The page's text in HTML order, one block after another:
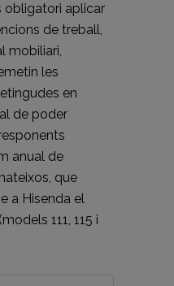
obligatori aplicar
de treball,
mobiliari,
les
en
de poder
anual de
que
a Hisenda el
111, 115 i